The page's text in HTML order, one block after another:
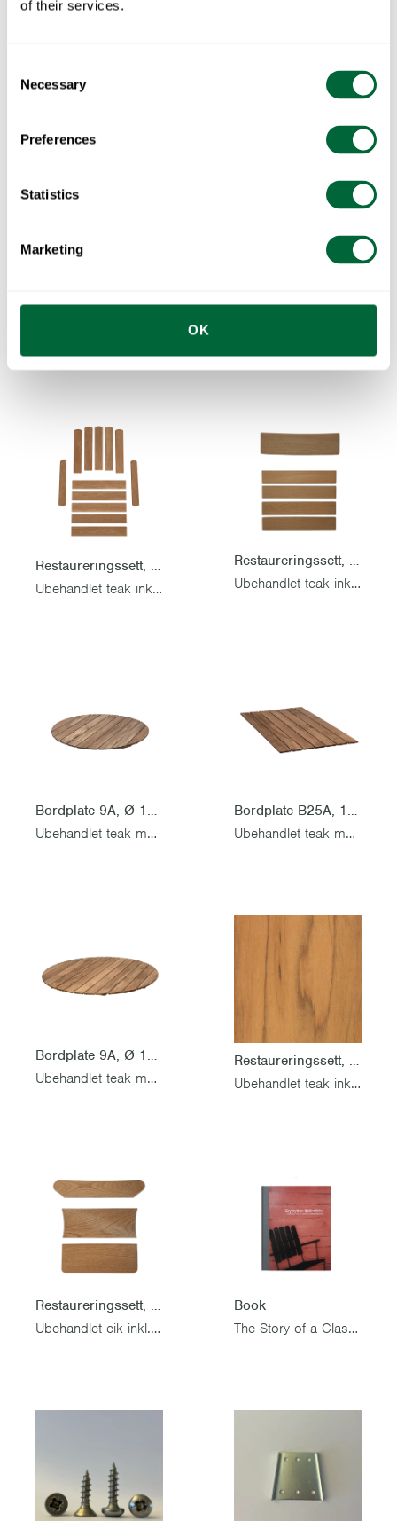
of their services.
Selection
Necessary
Preferences
Statistics
Marketing
OK
Ubehandlet eik med montert levering
Bordplate B25A, 120 x 70 cm
Restaureringssett, Lenestol A2, seteplate 45 cm
Ubehandlet teak inkl. rustfri skruesett
Restaureringssett, Stol 1
Ubehandlet teak inkl. rustfri skruesett
Bordplate 9A, Ø 100 cm
Ubehandlet teak med montert levering
Bordplate B25A, 120 x 70 cm
Ubehandlet teak med montert levering
Bordplate 9A, Ø 120 cm
Ubehandlet teak med montert levering
Restaureringssett, Bryggeristol
Ubehandlet teak inkl. rustfri skruesett
Restaureringssett, Bryggeristol
Ubehandlet eik inkl. rustfri skruesett
Book
The Story of a Classic Swedish Furniture Maker